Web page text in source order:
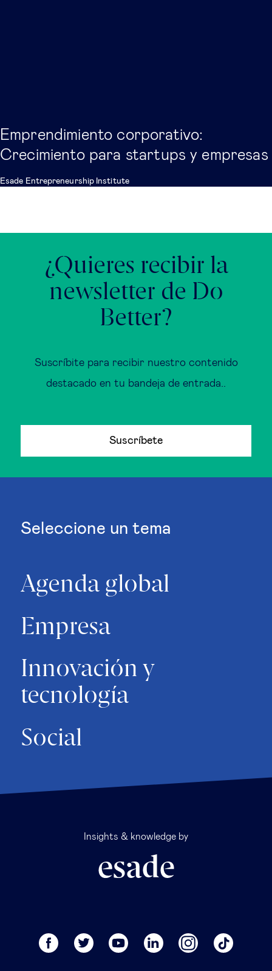
Emprendimiento corporativo:
Crecimiento para startups y empresas
Esade Entrepreneurship Institute
¿Quieres recibir la
newsletter de Do
Better?
Suscríbite para recibir nuestro contenido
destacado en tu bandeja de entrada..
Suscríbete
Seleccione un tema
Agenda global
Empresa
Innovación y
tecnología
Social
Insights & knowledge by